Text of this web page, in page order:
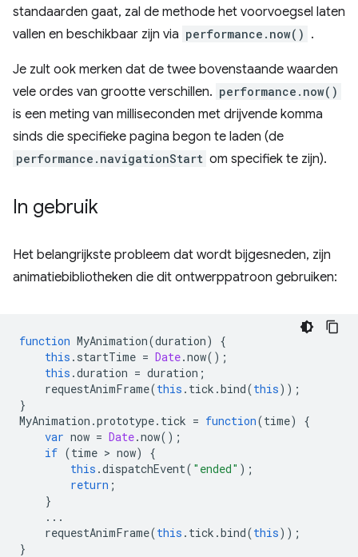
standaarden gaat, zal de methode het voorvoegsel laten
vallen en beschikbaar zijn via performance.now() .
Je zult ook merken dat de twee bovenstaande waarden
vele ordes van grootte verschillen. performance.now()
is een meting van milliseconden met drijvende komma
sinds die specifieke pagina begon te laden (de
performance.navigationStart om specifiek te zijn).
In gebruik
Het belangrijkste probleem dat wordt bijgesneden, zijn
animatiebibliotheken die dit ontwerppatroon gebruiken:
function MyAnimation(duration)
{
this . startTime = Date.now();
this .duration = duration ;
requestAnimFrame(this . tick .bind(this));
}
MyAnimation .prototype. tick = function(time)
{
var now = Date.now();
if (time > now)
{
this .dispatchEvent( "ended" );
return ;
}
...
requestAnimFrame(this . tick .bind(this));
}